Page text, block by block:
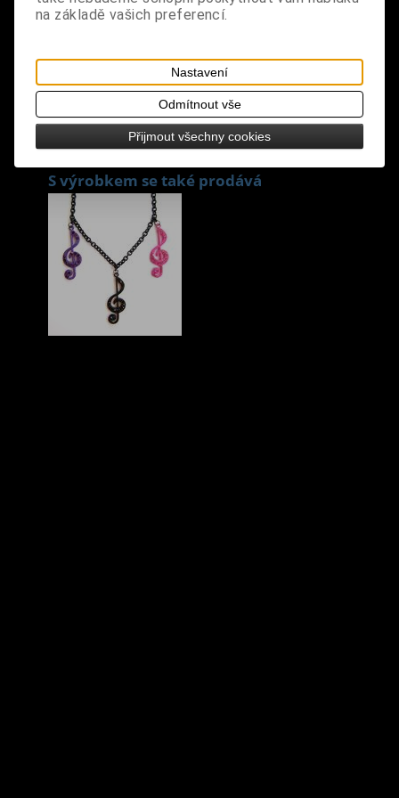
design: stylová černá čepice s ozdobnými pásky s
S výrobkem se také prodává
na základě vašich preferencí.
Nastavení
Odmítnout vše
Přijmout všechny cookies